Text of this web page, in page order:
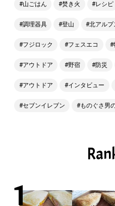
山ごはん 焚き火 レシピ
調理器具 登山 北アルプ
フジロック フェスエコ
アウトドア 野宿 防災
アウトドア インタビュー
セブンイレブン ものぐさ男